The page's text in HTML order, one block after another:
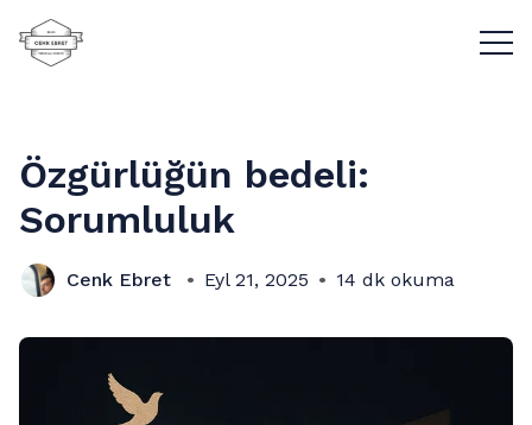
Özgürlüğün bedeli:
Sorumluluk
Cenk Ebret Eyl 21, 2025 14 dk okuma